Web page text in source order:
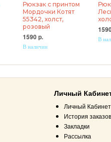
Рюкзак с принтом
Мордочки Котят
55342, холст,
розовый
1590 р.
В наличии
В
Личный
Личный Кабинет
История заказов
Закладки
Рассылка